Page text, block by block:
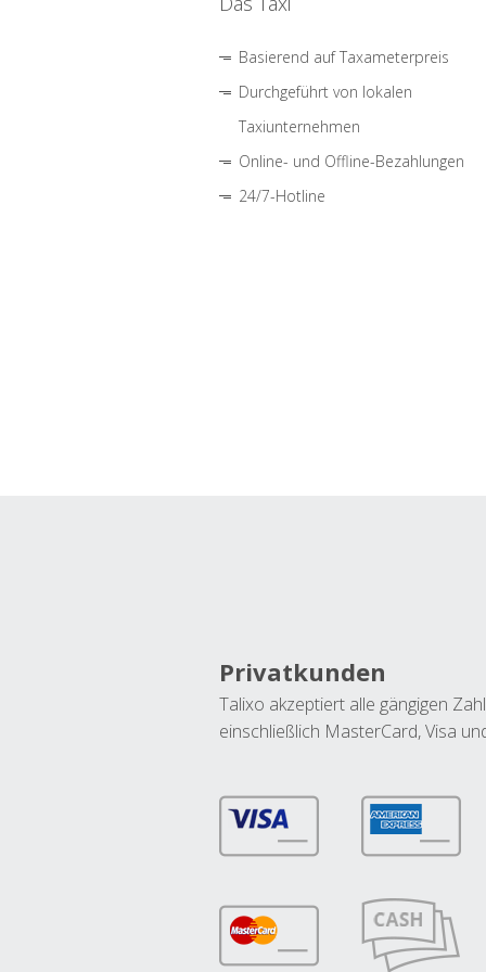
Basierend auf Taxameterpreis
Durchgeführt von lokalen
Taxiunternehmen
Online- und Offline-Bezahlungen
24/7-Hotline
Privatkunden
Talixo akzeptiert alle gängigen
einschließlich MasterCard, Visa